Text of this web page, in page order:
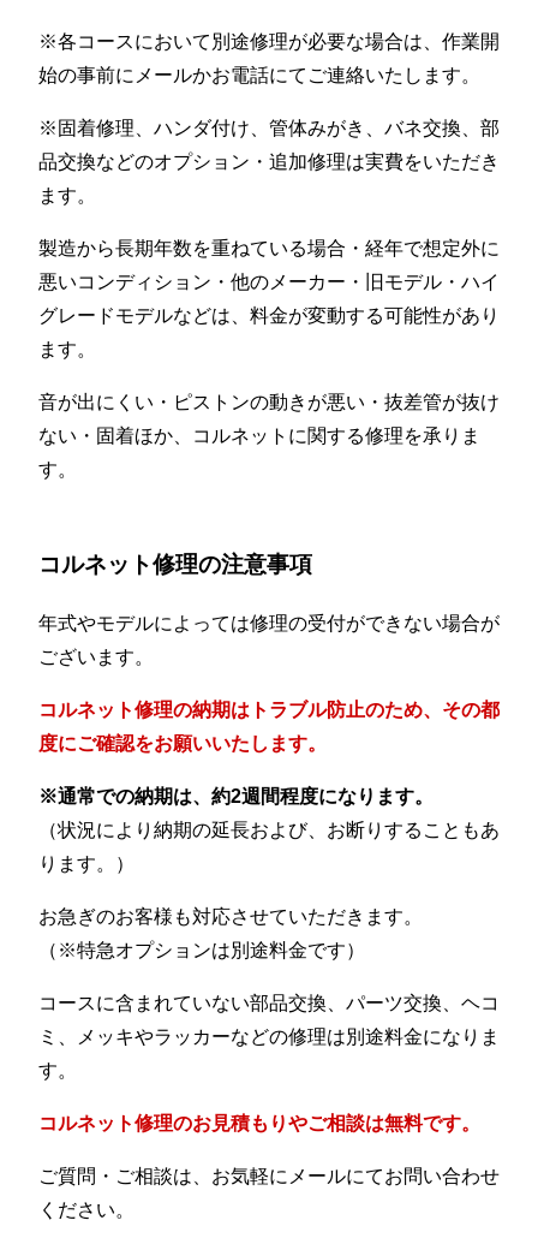
※各コースにおいて別途修理が必要な場合は、作業開
始の事前にメールかお電話にてご連絡いたします。
※固着修理、ハンダ付け、管体みがき、バネ交換、部
品交換などのオプション・追加修理は実費をいただき
ます。
製造から長期年数を重ねている場合・経年で想定外に
悪いコンディション・他のメーカー・旧モデル・ハイ
グレードモデルなどは、料金が変動する可能性があり
ます。
音が出にくい・ピストンの動きが悪い・抜差管が抜け
ない・固着ほか、コルネットに関する修理を承りま
す。
コルネット修理の注意事項
年式やモデルによっては修理の受付ができない場合が
ございます。
コルネット修理の納期はトラブル防止のため、その都
度にご確認をお願いいたします。
※通常での納期は、約2週間程度になります。
（状況により納期の延長および、お断りすることもあ
ります。）
お急ぎのお客様も対応させていただきます。
（※特急オプションは別途料金です）
コースに含まれていない部品交換、パーツ交換、ヘコ
ミ、メッキやラッカーなどの修理は別途料金になりま
す。
コルネット修理のお見積もりやご相談は無料です。
ご質問・ご相談は、お気軽にメールにてお問い合わせ
ください。